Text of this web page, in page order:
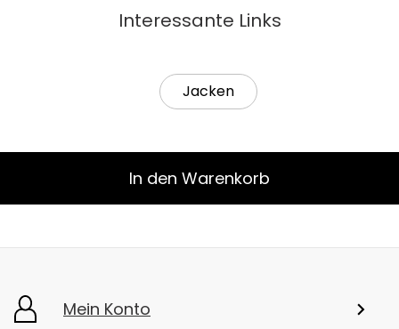
Interessante Links
Jacken
In den Warenkorb
Mein Konto